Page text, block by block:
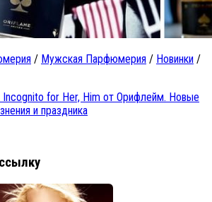
/ Мужская Парфюмерия / Новинки /
Incognito for Her, Him от Орифлейм. Новые
и праздника